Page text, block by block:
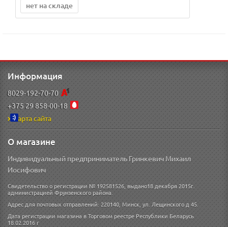
нет на складе
Информация
8029-192-70-70
+375 29 858-00-18
Карта сайта
О магазине
Индивидуальный предприниматель Гринкевич Михаил
Иосифович
Свидетельство о регистрации № 192581526, выдано18 декабря 2015г.
администрацией Фрунзенского района.
Адрес для почтовых отправлений: 220140, Минск, ул. Лещинского д 45.
Дата регистрации магазина в Торговом реестре Республики Беларусь
18.02.2016 г